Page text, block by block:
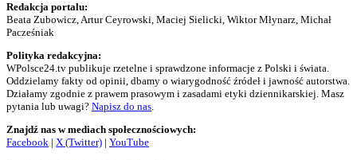
Redakcja portalu:
Beata Zubowicz, Artur Ceyrowski, Maciej Sielicki, Wiktor Młynarz, Michał
Pacześniak
Polityka redakcyjna:
WPolsce24.tv publikuje rzetelne i sprawdzone informacje z Polski i świata.
Oddzielamy fakty od opinii, dbamy o wiarygodność źródeł i jawność autorstwa.
Działamy zgodnie z prawem prasowym i zasadami etyki dziennikarskiej. Masz
pytania lub uwagi? Napisz do nas.
Znajdź nas w mediach społecznościowych:
Facebook | X (Twitter) | YouTube